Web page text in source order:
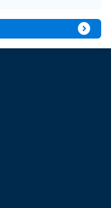
expand_circle_right